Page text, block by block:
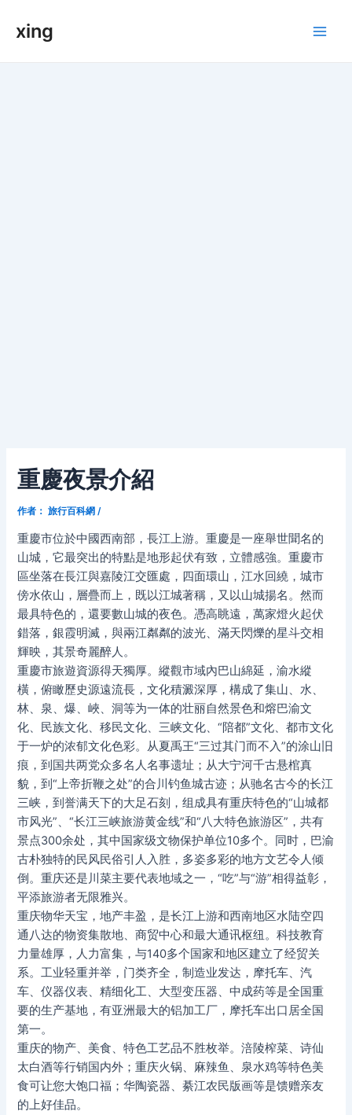
xing
重慶夜景介紹
作者： 旅行百科網 /
重慶市位於中國西南部，長江上游。重慶是一座舉世聞名的
山城，它最突出的特點是地形起伏有致，立體感強。重慶市
區坐落在長江與嘉陵江交匯處，四面環山，江水回繞，城市
傍水依山，層疊而上，既以江城著稱，又以山城揚名。然而
最具特色的，還要數山城的夜色。憑高眺遠，萬家燈火起伏
錯落，銀霞明滅，與兩江粼粼的波光、滿天閃爍的星斗交相
輝映，其景奇麗醉人。
重慶市旅遊資源得天獨厚。縱觀市域內巴山綿延，渝水縱
橫，俯瞰歷史源遠流長，文化積澱深厚，構成了集山、水、
林、泉、爆、峽、洞等为一体的壮丽自然景色和熔巴渝文
化、民族文化、移民文化、三峡文化、“陪都”文化、都市文化
于一炉的浓郁文化色彩。从夏禹王“三过其门而不入”的涂山旧
痕，到国共两党众多名人名事遗址；从大宁河千古悬棺真
貌，到“上帝折鞭之处”的合川钓鱼城古迹；从驰名古今的长江
三峡，到誉满天下的大足石刻，组成具有重庆特色的“山城都
市风光”、“长江三峡旅游黄金线”和“八大特色旅游区”，共有
景点300余处，其中国家级文物保护单位10多个。同时，巴渝
古朴独特的民风民俗引人入胜，多姿多彩的地方文艺令人倾
倒。重庆还是川菜主要代表地域之一，“吃”与“游”相得益彰，
平添旅游者无限雅兴。
重庆物华天宝，地产丰盈，是长江上游和西南地区水陆空四
通八达的物资集散地、商贸中心和最大通讯枢纽。科技教育
力量雄厚，人力富集，与140多个国家和地区建立了经贸关
系。工业轻重并举，门类齐全，制造业发达，摩托车、汽
车、仪器仪表、精细化工、大型变压器、中成药等是全国重
要的生产基地，有亚洲最大的铝加工厂，摩托车出口居全国
第一。
重庆的物产、美食、特色工艺品不胜枚举。涪陵榨菜、诗仙
太白酒等行销国内外；重庆火锅、麻辣鱼、泉水鸡等特色美
食可让您大饱口福；华陶瓷器、綦江农民版画等是馈赠亲友
的上好佳品。